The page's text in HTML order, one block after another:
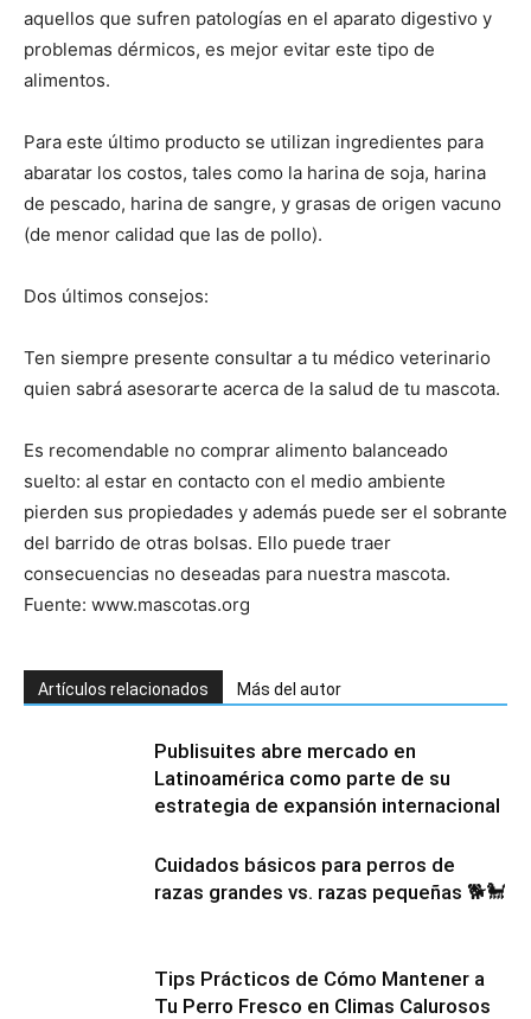
aquellos que sufren patologías en el aparato digestivo y
problemas dérmicos, es mejor evitar este tipo de
alimentos.
Para este último producto se utilizan ingredientes para
abaratar los costos, tales como la harina de soja, harina
de pescado, harina de sangre, y grasas de origen vacuno
(de menor calidad que las de pollo).
Dos últimos consejos:
Ten siempre presente consultar a tu médico veterinario
quien sabrá asesorarte acerca de la salud de tu mascota.
Es recomendable no comprar alimento balanceado
suelto: al estar en contacto con el medio ambiente
pierden sus propiedades y además puede ser el sobrante
del barrido de otras bolsas. Ello puede traer
consecuencias no deseadas para nuestra mascota.
Fuente: www.mascotas.org
Artículos relacionados Más del autor
Publisuites abre mercado en
Latinoamérica como parte de su
estrategia de expansión internacional
Cuidados básicos para perros de
razas grandes vs. razas pequeñas 🐕🐩
Tips Prácticos de Cómo Mantener a
Tu Perro Fresco en Climas Calurosos